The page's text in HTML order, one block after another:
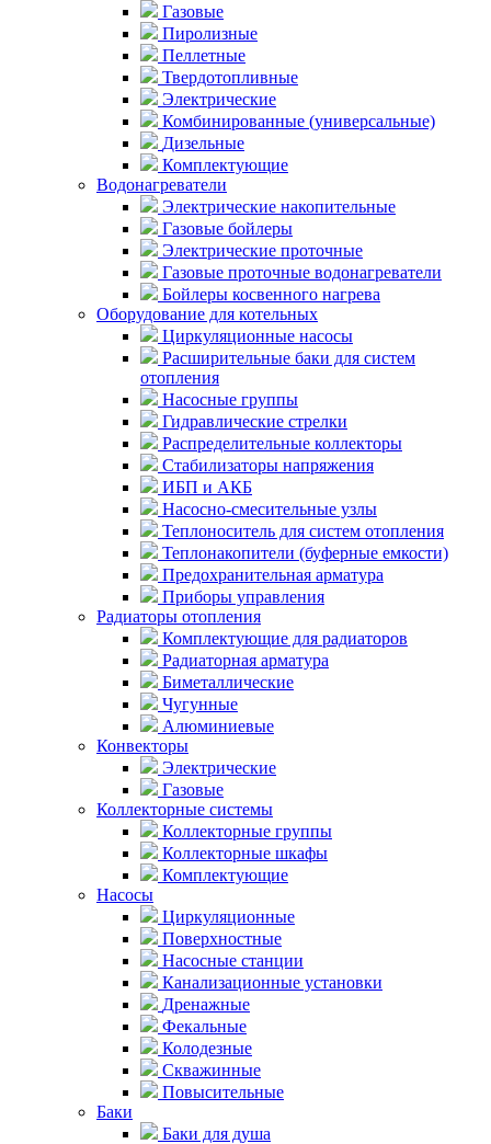
Газовые
Пиролизные
Пеллетные
Твердотопливные
Электрические
Комбинированные (универсальные)
Дизельные
Комплектующие
Водонагреватели
Электрические накопительные
Газовые бойлеры
Электрические проточные
Газовые проточные водонагреватели
Бойлеры косвенного нагрева
Оборудование для котельных
Циркуляционные насосы
Расширительные баки для систем
отопления
Насосные группы
Гидравлические стрелки
Распределительные коллекторы
Стабилизаторы напряжения
ИБП и АКБ
Насосно-смесительные узлы
Теплоноситель для систем отопления
Теплонакопители (буферные емкости)
Предохранительная арматура
Приборы управления
Радиаторы отопления
Комплектующие для радиаторов
Радиаторная арматура
Биметаллические
Чугунные
Алюминиевые
Конвекторы
Электрические
Газовые
Коллекторные системы
Коллекторные группы
Коллекторные шкафы
Комплектующие
Насосы
Циркуляционные
Поверхностные
Насосные станции
Канализационные установки
Дренажные
Фекальные
Колодезные
Скважинные
Повысительные
Баки
Баки для душа